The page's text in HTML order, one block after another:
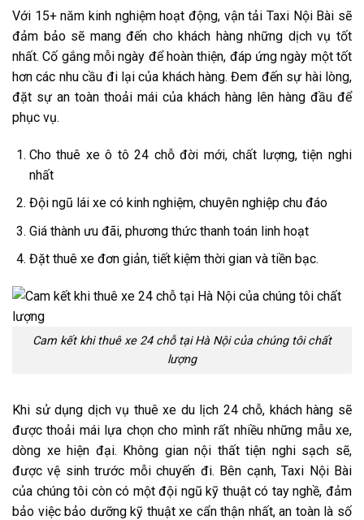
Với 15+ năm kinh nghiệm hoạt động, vận tải Taxi Nội Bài sẽ
đảm bảo sẽ mang đến cho khách hàng những dịch vụ tốt
nhất. Cố gắng mỗi ngày để hoàn thiện, đáp ứng ngày một tốt
hơn các nhu cầu đi lại của khách hàng. Đem đến sự hài lòng,
đặt sự an toàn thoải mái của khách hàng lên hàng đầu để
phục vụ.
Cho thuê xe ô tô 24 chỗ đời mới, chất lượng, tiện nghi
nhất
Đội ngũ lái xe có kinh nghiệm, chuyên nghiệp chu đáo
Giá thành ưu đãi, phương thức thanh toán linh hoạt
Đặt thuê xe đơn giản, tiết kiệm thời gian và tiền bạc.
Cam kết khi thuê xe 24 chỗ tại Hà Nội của chúng tôi chất
lượng
Khi sử dụng dịch vụ thuê xe du lịch 24 chỗ, khách hàng sẽ
được thoải mái lựa chọn cho mình rất nhiều những mẫu xe,
dòng xe hiện đại. Không gian nội thất tiện nghi sạch sẽ,
được vệ sinh trước mỗi chuyến đi. Bên cạnh, Taxi Nội Bài
của chúng tôi còn có một đội ngũ kỹ thuật có tay nghề, đảm
bảo việc bảo dưỡng kỹ thuật xe cẩn thận nhất, an toàn là số